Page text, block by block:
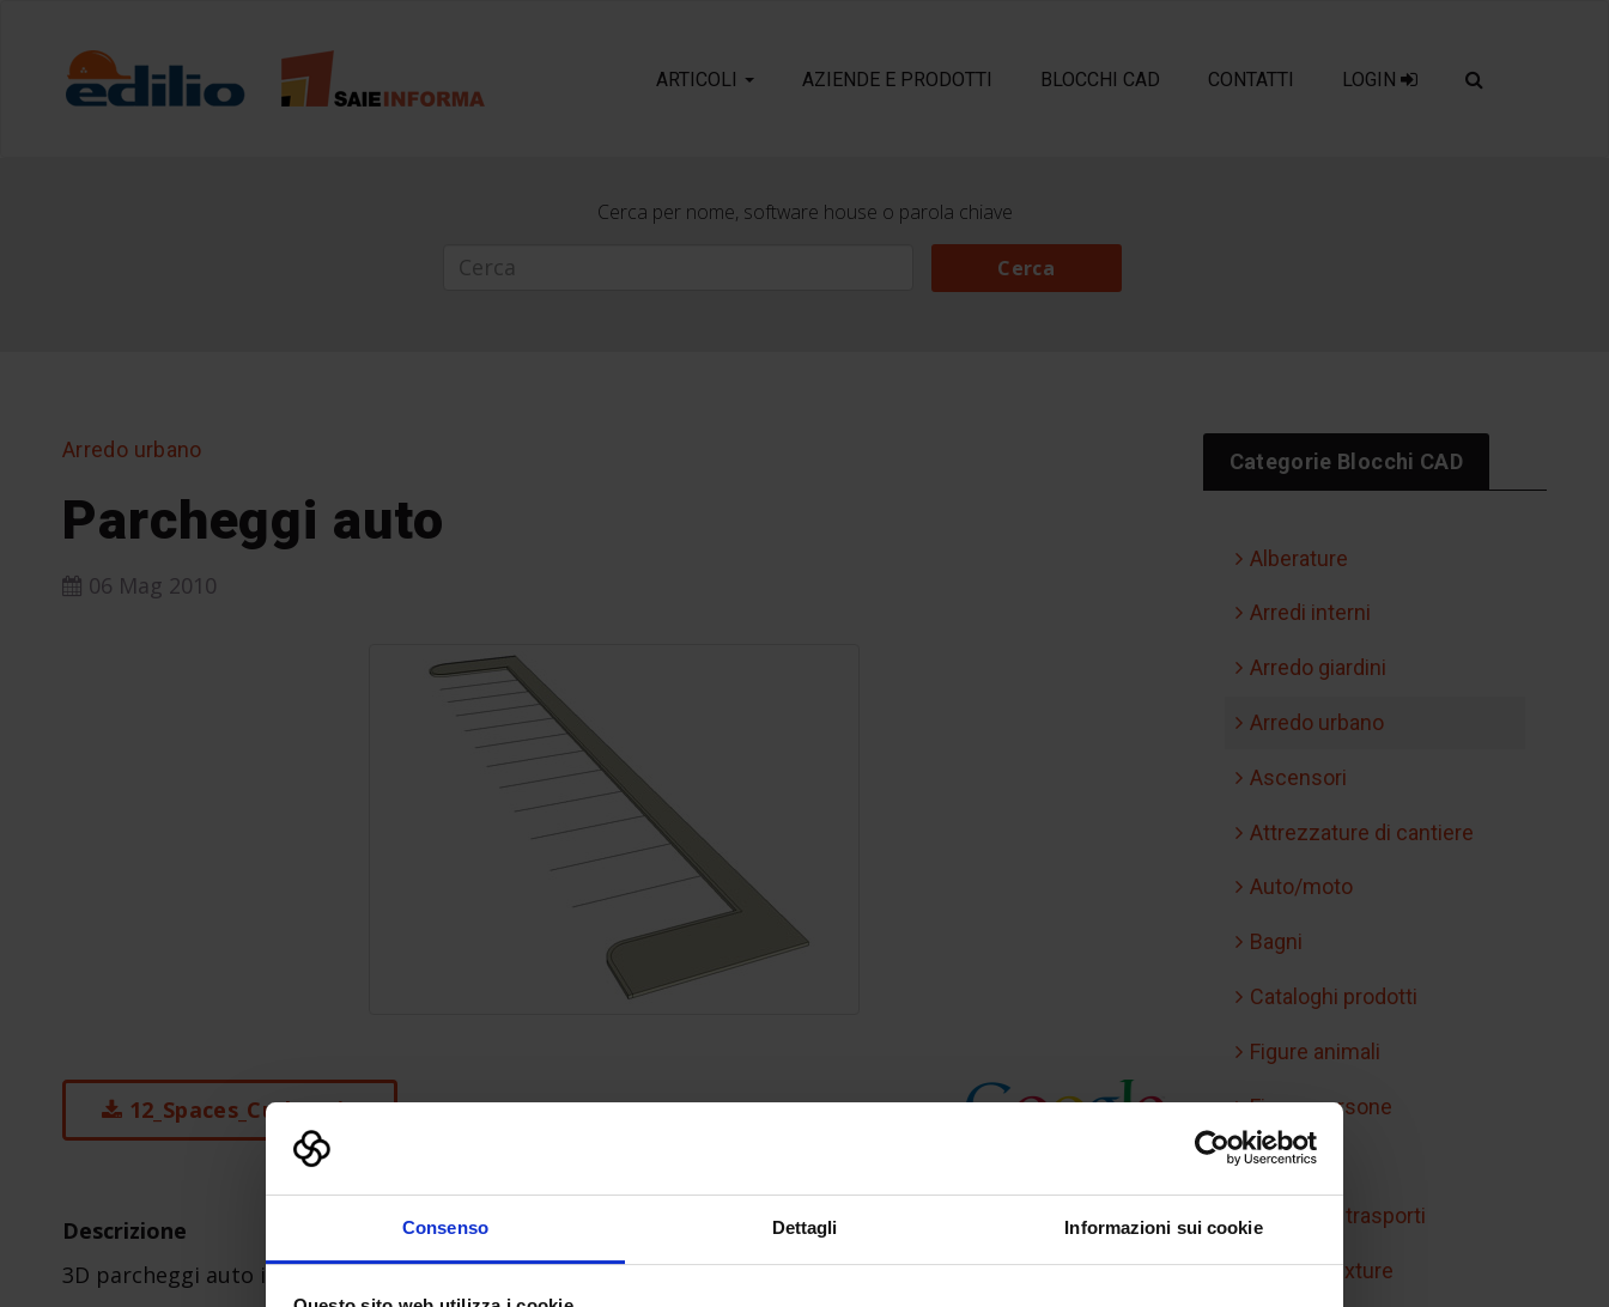
Consenso Dettagli Informazioni sui cookie
ARTICOLI AZIENDE E PRODOTTI BLOCCHI CAD CONTATTI LOGIN
Cerca per nome, software house o parola chiave
Cerca
Arredo urbano
Parcheggi auto
06 Mag 2010
12_Spaces_Curb-1.zip
Descrizione
3D parcheggi auto in linea
Categorie Blocchi CAD
Alberature
Arredi interni
Arredo giardini
Arredo urbano
Ascensori
Attrezzature di cantiere
Auto/moto
Bagni
Cataloghi prodotti
Figure animali
Figure persone
Handicap
Mobilità e trasporti
Retini e texture